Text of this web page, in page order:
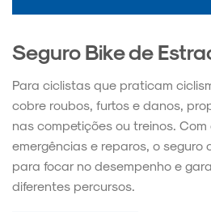
Seguro Bike de
Para ciclistas que praticam
cobre roubos, furtos e danos,
nas competições ou treinos.
emergências e reparos, o seguro
para focar no desempenho e
diferentes percursos.